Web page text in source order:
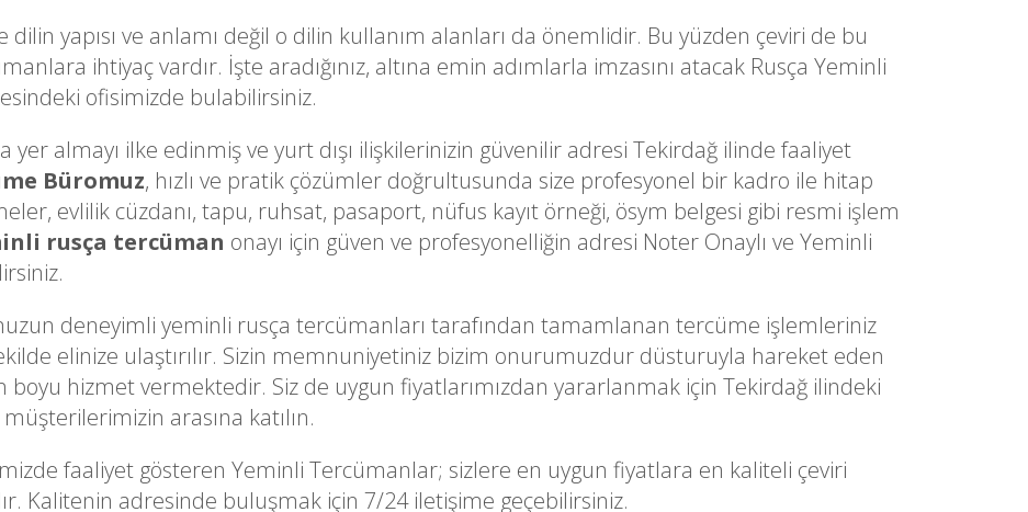
yapısı ve anlamı değil o dilin kullanım alanları da önemlidir. Bu yüzden çeviri de bu
ihtiyaç vardır. İşte aradığınız, altına emin adımlarla imzasını atacak Rusça Yeminli
ofisimizde bulabilirsiniz.
yer almayı ilke edinmiş ve yurt dışı ilişkilerinizin güvenilir adresi Tekirdağ ilinde faaliyet
Büromuz, hızlı ve pratik çözümler doğrultusunda size profesyonel bir kadro ile hitap
evlilik cüzdanı, tapu, ruhsat, pasaport, nüfus kayıt örneği, ösym belgesi gibi resmi işlem
rusça tercüman onayı için güven ve profesyonelliğin adresi Noter Onaylı ve Yeminli
deneyimli yeminli rusça tercümanları tarafından tamamlanan tercüme işlemleriniz
elinize ulaştırılır. Sizin memnuniyetiniz bizim onurumuzdur düsturuyla hareket eden
boyu hizmet vermektedir. Siz de uygun fiyatlarımızdan yararlanmak için Tekirdağ ilindeki
arasına katılın.
faaliyet gösteren Yeminli Tercümanlar; sizlere en uygun fiyatlara en kaliteli çeviri
Kalitenin adresinde buluşmak için 7/24 iletişime geçebilirsiniz.